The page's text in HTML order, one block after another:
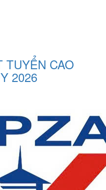
TUYỂN CAO
2026